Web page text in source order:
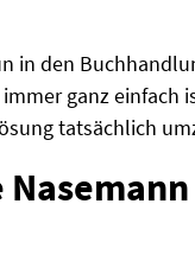
in den
ganz einfach
tatsächlich